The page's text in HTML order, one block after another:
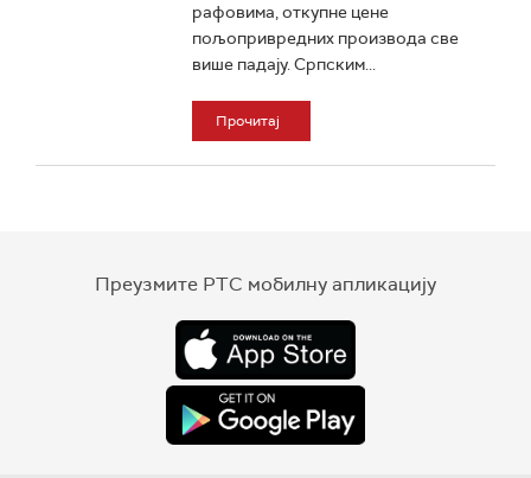
рафовима, откупне цене
пољопривредних производа све
више падају. Српским...
Прочитај
Преузмите РТС мобилну апликацију